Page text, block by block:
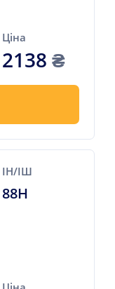
Ціна
2138₴
ІН/ІШ
88H